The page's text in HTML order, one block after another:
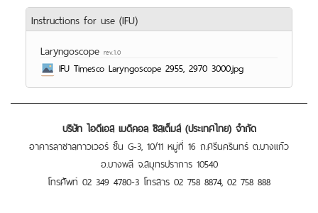
Instructions for use (IFU)
Laryngoscope rev.1.0
IFU Timesco Laryngoscope 2955, 2970 3000.jpg
บริษัท ไอดีเอส เมดิคอล ซิสเต็มส์ (ประเทศไทย) จำกัด
อาคารลาซาลทาวเวอร์ ชั้น G-3, 10/11 หมู่ที่ 16 ถ.ศรีนครินทร์ ต.บางแก้ว
อ.บางพลี จ.สมุทรปราการ 10540
โทรศัพท์ 02 349 4780-3 โทรสาร 02 758 8874, 02 758 888